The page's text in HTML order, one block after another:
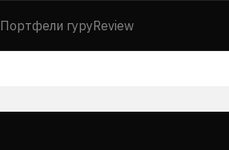
Портфели гуруReview